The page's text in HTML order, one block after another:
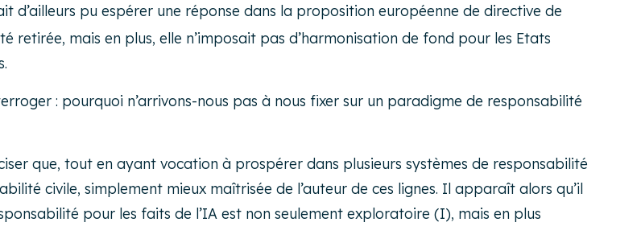
d’ailleurs pu espérer une réponse dans la proposition européenne de directive de
retirée, mais en plus, elle n’imposait pas d’harmonisation de fond pour les Etats
: pourquoi n’arrivons-nous pas à nous fixer sur un paradigme de responsabilité
que, tout en ayant vocation à prospérer dans plusieurs systèmes de responsabilité
civile, simplement mieux maîtrisée de l’auteur de ces lignes. Il apparaît alors qu’il
pour les faits de l’IA est non seulement exploratoire (I), mais en plus